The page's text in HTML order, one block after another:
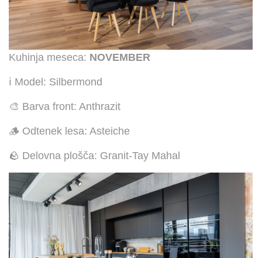
Kuhinja meseca: NOVEMBER
ℹ️ Model: Silbermond
🎨 Barva front: Anthrazit
🪵 Odtenek lesa: Asteiche
🪨 Delovna plošča: Granit-Tay Mahal